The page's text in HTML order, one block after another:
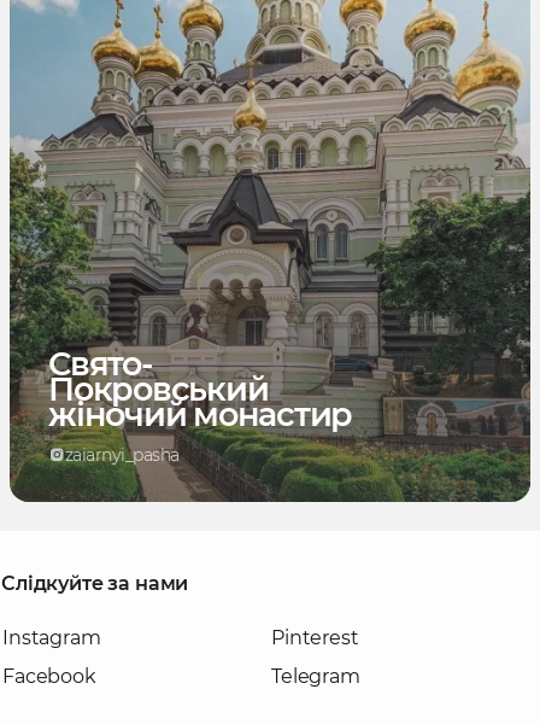
Свято-
Покровський
жіночий монастир
zaiarnyi_pasha
Слідкуйте за нами
Instagram
Facebook
Pinterest
Telegram